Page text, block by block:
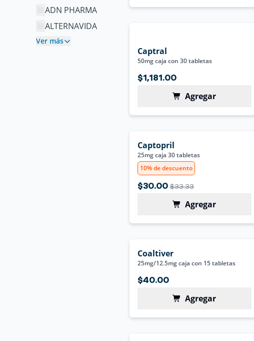
ADN PHARMA
ALTERNAVIDA
Ver más
Captral
50mg caja con 30 tabletas
$1,181.00
Agregar
Captopril
25mg caja 30 tabletas
10% de descuento
$30.00 $33.33
Agregar
Coaltiver
25mg/12.5mg caja con 15 tabletas
$40.00
Agregar